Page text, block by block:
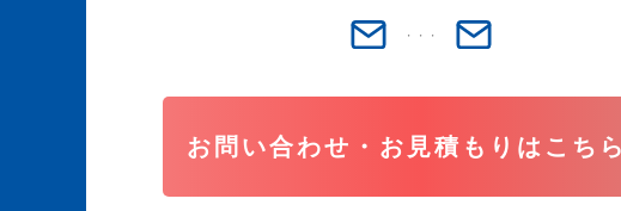
お問い合わせ・お見積もりはこちら